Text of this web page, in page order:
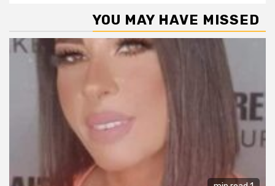
YOU MAY HAVE MISSED